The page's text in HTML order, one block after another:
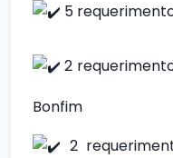
5
2
Bonfim
2